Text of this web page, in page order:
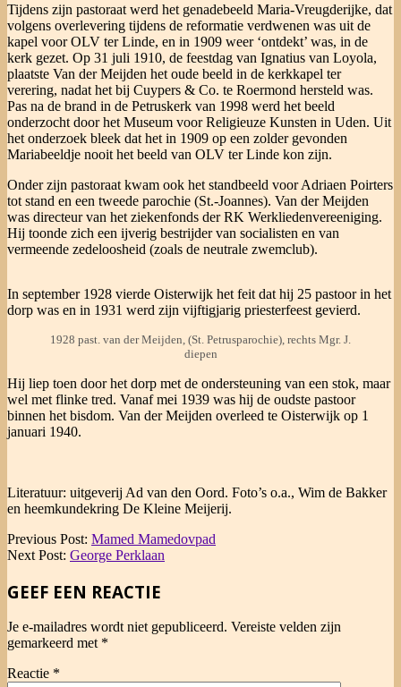
Tijdens zijn pastoraat werd het genadebeeld Maria-Vreugderijke, dat
volgens overlevering tijdens de reformatie verdwenen was uit de
kapel voor OLV ter Linde, en in 1909 weer ‘ontdekt’ was, in de
kerk gezet. Op 31 juli 1910, de feestdag van Ignatius van Loyola,
plaatste Van der Meijden het oude beeld in de kerkkapel ter
verering, nadat het bij Cuypers & Co. te Roermond hersteld was.
Pas na de brand in de Petruskerk van 1998 werd het beeld
onderzocht door het Museum voor Religieuze Kunsten in Uden. Uit
het onderzoek bleek dat het in 1909 op een zolder gevonden
Mariabeeldje nooit het beeld van OLV ter Linde kon zijn.
Onder zijn pastoraat kwam ook het standbeeld voor Adriaen Poirters
tot stand en een tweede parochie (St.-Joannes). Van der Meijden
was directeur van het ziekenfonds der RK Werkliedenvereeniging.
Hij toonde zich een ijverig bestrijder van socialisten en van
vermeende zedeloosheid (zoals de neutrale zwemclub).
In september 1928 vierde Oisterwijk het feit dat hij 25 pastoor in het
dorp was en in 1931 werd zijn vijftigjarig priesterfeest gevierd.
1928 past. van der Meijden, (St. Petrusparochie), rechts Mgr. J.
diepen
Hij liep toen door het dorp met de ondersteuning van een stok, maar
wel met flinke tred. Vanaf mei 1939 was hij de oudste pastoor
binnen het bisdom. Van der Meijden overleed te Oisterwijk op 1
januari 1940.
Literatuur: uitgeverij Ad van den Oord. Foto’s o.a., Wim de Bakker
en heemkundekring De Kleine Meijerij.
2025-
04-
Previous Post: Mamed Mamedovpad
Next Post: George Perklaan
GEEF EEN REACTIE
Je e-mailadres wordt niet gepubliceerd. Vereiste velden zijn
gemarkeerd met *
Reactie *